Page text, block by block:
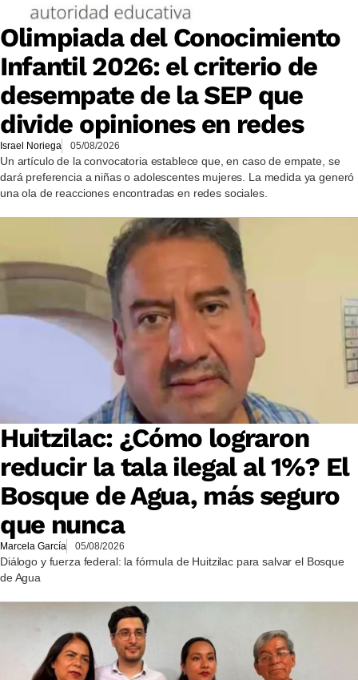
Olimpiada del Conocimiento
Infantil 2026: el criterio de
desempate de la SEP que
divide opiniones en redes
Israel Noriega 05/08/2026
Un artículo de la convocatoria establece que, en caso de empate, se
dará preferencia a niñas o adolescentes mujeres. La medida ya generó
una ola de reacciones encontradas en redes sociales.
Huitzilac: ¿Cómo lograron
reducir la tala ilegal al 1%? El
Bosque de Agua, más seguro
que nunca
Marcela García 05/08/2026
Diálogo y fuerza federal: la fórmula de Huitzilac para salvar el Bosque
de Agua